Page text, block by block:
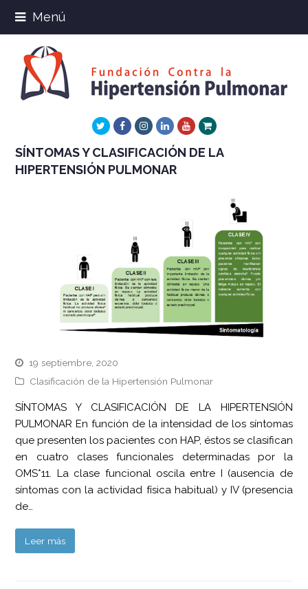
Menú
TwitterFacebookInstagram
LinkedInYoutube
Xing
SÍNTOMAS Y CLASIFICACIÓN DE LA
HIPERTENSIÓN PULMONAR
19 septiembre, 2020
Clasificación de la Hipertensión Pulmonar
SÍNTOMAS Y CLASIFICACIÓN DE LA HIPERTENSIÓN
PULMONAR En función de la intensidad de los síntomas
que presenten los pacientes con HAP, éstos se clasifican
en cuatro clases funcionales determinadas por la
OMS*11. La clase funcional oscila entre I (ausencia de
síntomas con la actividad física habitual) y IV (presencia
de…
Leer más